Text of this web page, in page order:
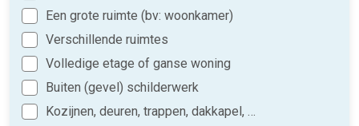
Een grote ruimte (bv: woonkamer)
Verschillende ruimtes
Volledige etage of ganse woning
Buiten (gevel) schilderwerk
Kozijnen, deuren, trappen, dakkapel, …